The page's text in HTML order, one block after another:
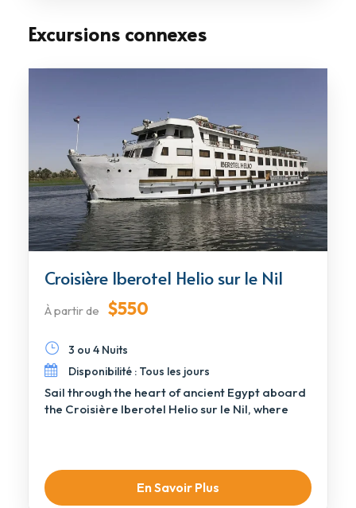
Excursions connexes
Croisière Iberotel Helio sur le Nil
À partir de $550
3 ou 4 Nuits
Disponibilité : Tous les jours
Sail through the heart of ancient Egypt aboard
the Croisière Iberotel Helio sur le Nil, where
En Savoir Plus